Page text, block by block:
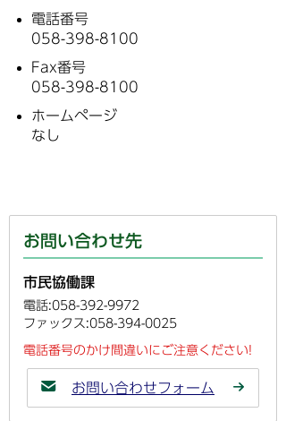
電話番号
058-398-8100
Fax番号
058-398-8100
ホームページ
なし
お問い合わせ先
市民協働課
電話:058-392-9972
ファックス:058-394-0025
電話番号のかけ間違いにご注意ください!
お問い合わせフォーム